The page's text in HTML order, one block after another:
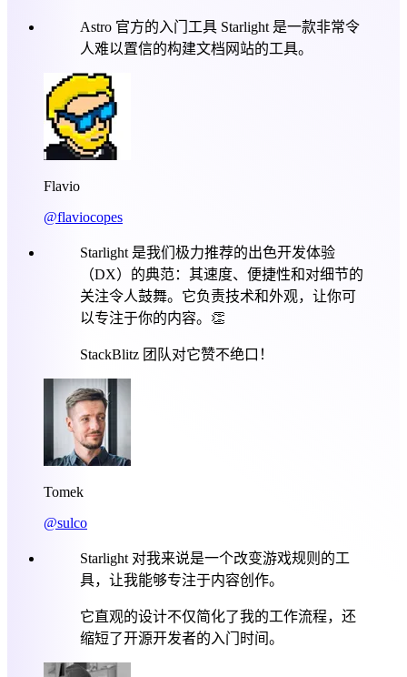
Astro 官方的入门工具 Starlight 是一款非常令
人难以置信的构建文档网站的工具。
Flavio
@flaviocopes
Starlight 是我们极力推荐的出色开发体验
（DX）的典范：其速度、便捷性和对细节的
关注令人鼓舞。它负责技术和外观，让你可
以专注于你的内容。👏
StackBlitz 团队对它赞不绝口！
Tomek
@sulco
Starlight 对我来说是一个改变游戏规则的工
具，让我能够专注于内容创作。
它直观的设计不仅简化了我的工作流程，还
缩短了开源开发者的入门时间。